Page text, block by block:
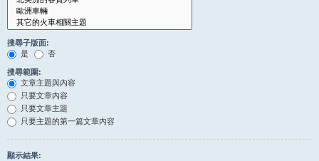
搜尋子版面:
是
否
搜尋範圍:
文章主題與內容
只要文章內容
只要文章主題
只要主題的第一篇文章內容
顯示結果: